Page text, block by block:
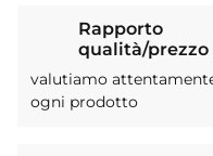
Rapporto
qualità/
valutiamo
ogni prodotto